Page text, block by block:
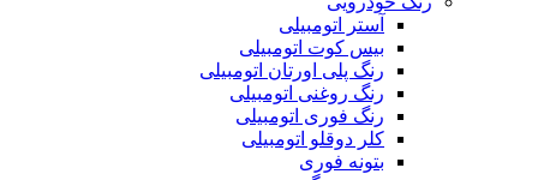
آستر اتومبیلی
بیس کوت اتومبیلی
رنگ پلی اورتان اتومبیلی
رنگ روغنی اتومبیلی
رنگ فوری اتومبیلی
کلر دوقلو اتومبیلی
بتونه فوری